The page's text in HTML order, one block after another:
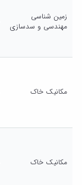
فرآیندها
آئین
نامه
های
فرم
های
زمین شناسی
مهندسی و سدسازی
مکانیک خاک
مکانیک خاک